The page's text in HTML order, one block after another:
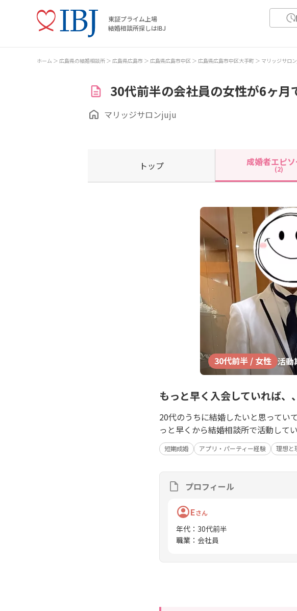
東証プライム上場
結婚相談所探しはIBJ
ホーム 広島県の結婚相談所 広島県広島市 広島県広島市中区 広島県広島市中区大手町 マリッジサロ
30代前半の会社員の女性が6ヶ
マリッジサロンjuju
トップ 成婚者エピ
(2)
30代前半 / 女性 活動
もっと早く入会していれば、
20代のうちに結婚したいと思ってい
っと早くから結婚相談所で活動して
短期成婚 アプリ・パーティー経験 理想と
プロフィール
Eさん
年代 ： 30代前半
職業 ： 会社員